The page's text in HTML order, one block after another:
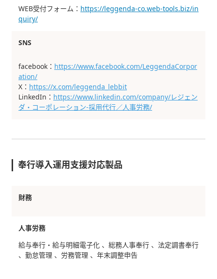
WEB受付フォーム： https://leggenda-co.web-tools.biz/in
quiry/
SNS
facebook： https://www.facebook.com/LeggendaCorpor
ation/
X： https://x.com/leggenda_lebbit
LinkedIn： https://www.linkedin.com/company/レジェン
ダ・コーポレーション-採用代行／人事労務/
奉行導入運用支援対応製品
財務
人事労務
給与奉行・給与明細電子化 総務人事奉行
法定調書奉行
勤怠管理
労務管理 年末調整申告